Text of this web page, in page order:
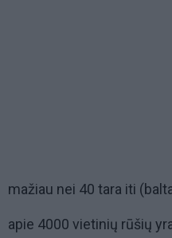
mažiau nei 40 tara iti
apie 4000 vietinių rūšių